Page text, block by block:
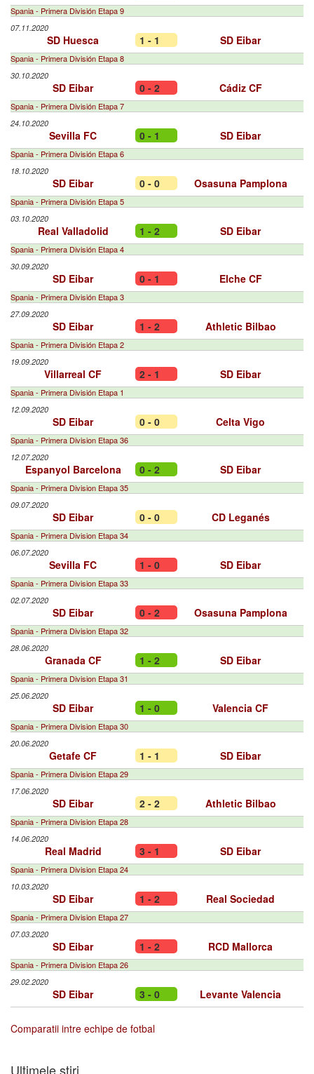
Spania - Primera División Etapa 9
07.11.2020
SD Huesca 1 - 1 SD Eibar
Spania - Primera División Etapa 8
30.10.2020
SD Eibar 0 - 2 Cádiz CF
Spania - Primera División Etapa 7
24.10.2020
Sevilla FC 0 - 1 SD Eibar
Spania - Primera División Etapa 6
18.10.2020
SD Eibar 0 - 0 Osasuna Pamplona
Spania - Primera División Etapa 5
03.10.2020
Real Valladolid 1 - 2 SD Eibar
Spania - Primera División Etapa 4
30.09.2020
SD Eibar 0 - 1 Elche CF
Spania - Primera División Etapa 3
27.09.2020
SD Eibar 1 - 2 Athletic Bilbao
Spania - Primera División Etapa 2
19.09.2020
Villarreal CF 2 - 1 SD Eibar
Spania - Primera División Etapa 1
12.09.2020
SD Eibar 0 - 0 Celta Vigo
Spania - Primera Division Etapa 36
12.07.2020
Espanyol Barcelona 0 - 2 SD Eibar
Spania - Primera Division Etapa 35
09.07.2020
SD Eibar 0 - 0 CD Leganés
Spania - Primera Division Etapa 34
06.07.2020
Sevilla FC 1 - 0 SD Eibar
Spania - Primera Division Etapa 33
02.07.2020
SD Eibar 0 - 2 Osasuna Pamplona
Spania - Primera Division Etapa 32
28.06.2020
Granada CF 1 - 2 SD Eibar
Spania - Primera Division Etapa 31
25.06.2020
SD Eibar 1 - 0 Valencia CF
Spania - Primera Division Etapa 30
20.06.2020
Getafe CF 1 - 1 SD Eibar
Spania - Primera Division Etapa 29
17.06.2020
SD Eibar 2 - 2 Athletic Bilbao
Spania - Primera Division Etapa 28
14.06.2020
Real Madrid 3 - 1 SD Eibar
Spania - Primera Division Etapa 24
10.03.2020
SD Eibar 1 - 2 Real Sociedad
Spania - Primera Division Etapa 27
07.03.2020
SD Eibar 1 - 2 RCD Mallorca
Spania - Primera Division Etapa 26
29.02.2020
SD Eibar 3 - 0 Levante Valencia
Comparatii intre echipe de fotbal
Ultimele stiri